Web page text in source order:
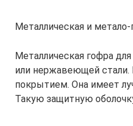
Металлическая и
Металлическая гофра
или нержавеющей стали.
покрытием. Она имеет
Такую защитную